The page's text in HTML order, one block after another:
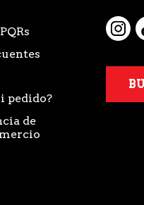
pedido?
de